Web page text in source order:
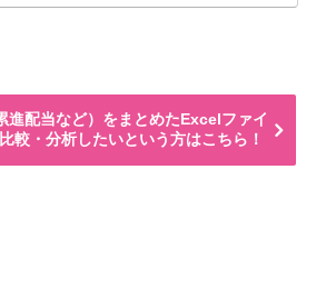
進配当など）をまとめたExcelファイ
較・分析したいという方はこちら！